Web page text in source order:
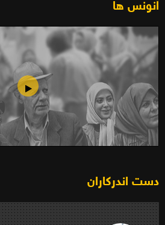
دست اندرکاران